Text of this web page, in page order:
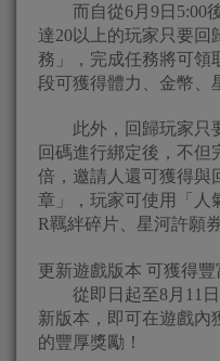
而自從6月9日5:00後
達20以上的玩家只要回
務」，完成任務將可領
段可獲得體力、金幣、
此外，回歸玩家只
回碼進行綁定後，不但
倍，邀請人還可獲得與
章」，玩家可使用「人
R羈絆碎片、星河許願
更新遊戲版本 可獲得豐
從即日起至8月11日
新版本，即可在遊戲內
的豐厚獎勵！